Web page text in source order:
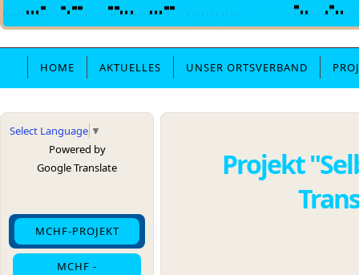
HOME AKTUELLES UNSER ORTSVERBAND
Projekt
Select Language ▼
Powered by
Google Translate
MCHF-PROJEKT
MCHF -